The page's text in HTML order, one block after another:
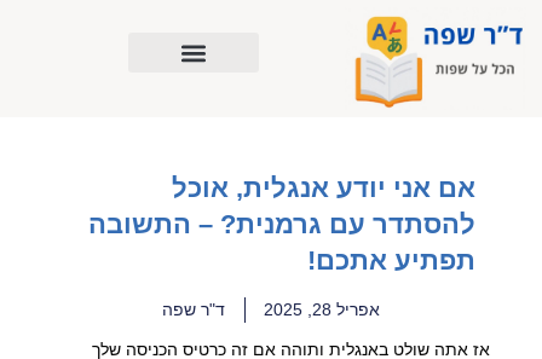
לתוכן
אם אני יודע אנגלית, אוכל
להסתדר עם גרמנית? – התשובה
תפתיע אתכם!
אפריל 28, 2025 ד"ר שפה
אז אתה שולט באנגלית ותוהה אם זה כרטיס הכניסה שלך